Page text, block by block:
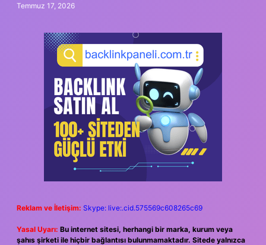
Temmuz 17, 2026
Reklam ve İletişim: Skype: live:.cid.575569c608265c69
Yasal Uyarı: Bu internet sitesi, herhangi bir marka, kurum veya
şahıs şirketi ile hiçbir bağlantısı bulunmamaktadır. Sitede yalnızca